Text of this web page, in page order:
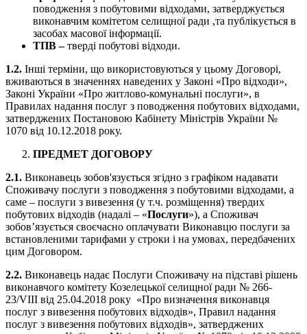
поводження з побутовими відходами, затверджується
виконавчим комітетом селищної ради ,та публікується в
засобах масової інформації.
ТПВ –тверді побутові відходи.
1.2. Інші терміни, що використовуються у цьому Договорі,
вживаються в значеннях наведених у Законі «Про відходи»,
Законі України «Про житлово-комунальні послуги», в
Правилах надання послуг з поводження побутових відходами,
затверджених Постановою Кабінету Міністрів України №
1070 від 10.12.2018 року.
ПРЕДМЕТ ДОГОВОРУ
2.1. Виконавець зобов'язується згідно з графіком надавати
Споживачу послуги з поводження з побутовими відходами, а
саме – послуги з вивезення (у т.ч. розміщення) твердих
побутових відходів (надалі – «Послуги»), а Споживач
зобов’язується своєчасно оплачувати Виконавцю послуги за
встановленими тарифами у строки і на умовах, передбачених
цим Договором.
2.2. Виконавець надає Послуги Споживачу на підставі рішень
виконавчого комітету Козелецької селищної ради № 266-
23/VIII від 25.04.2018 року «Про визначення виконавця
послуг з вивезення побутових відходів», Правил надання
послуг з вивезення побутових відходів», затверджених